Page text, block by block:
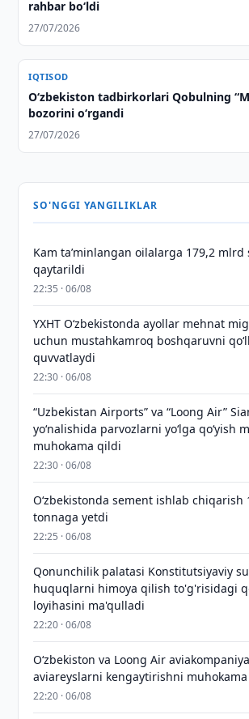
rahbar bo‘ldi
27/07/2026
IQTISOD
O‘zbekiston tadbirkorlari Qobulning
bozorini o‘rgandi
27/07/2026
SO'NGGI YANGILIKLAR
Kam taʼminlangan oilalarga 179,2 mlrd
qaytarildi
22:35 · 06/08
YXHT O‘zbekistonda ayollar mehnat
uchun mustahkamroq boshqaruvni
quvvatlaydi
22:30 · 06/08
“Uzbekistan Airports” va “Loong Air”
yo‘nalishida parvozlarni yo‘lga qo‘yish
muhokama qildi
22:30 · 06/08
O‘zbekistonda sement ishlab chiqarish
tonnaga yetdi
22:25 · 06/08
Qonunchilik palatasi Konstitutsiyaviy
huquqlarni himoya qilish to'g'risidagi
loyihasini ma'qulladi
22:20 · 06/08
Oʻzbekiston va Loong Air
aviareyslarni kengaytirishni
22:20 · 06/08